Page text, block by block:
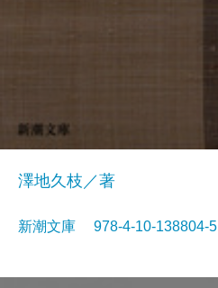
澤地久枝／著
新潮文庫 978-4-10-